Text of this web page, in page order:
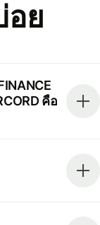
ย
คือ